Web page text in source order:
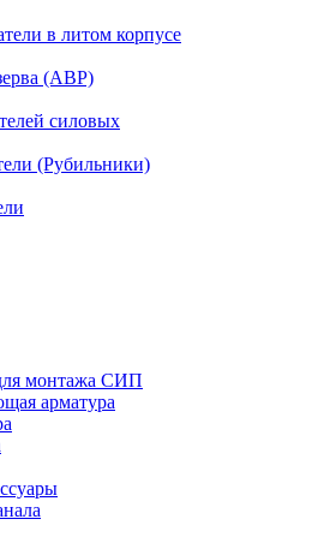
в литом корпусе
(АВР)
силовых
(Рубильники)
монтажа СИП
арматура